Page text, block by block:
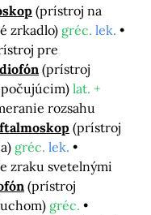
(prístroj na
zrkadlo) gréc. lek.
pre
(prístroj
lat. +
rozsahu
(prístroj
gréc. lek.
zraku svetelnými
(prístroj
gréc.